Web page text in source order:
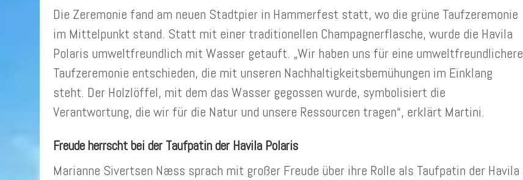
Die Zeremonie fand am neuen Stadtpier in Hammerfest statt, wo die grüne Taufzeremonie
im Mittelpunkt stand. Statt mit einer traditionellen Champagnerflasche, wurde die Havila
Polaris umweltfreundlich mit Wasser getauft. „Wir haben uns für eine umweltfreundlichere
Taufzeremonie entschieden, die mit unseren Nachhaltigkeitsbemühungen im Einklang
steht. Der Holzlöffel, mit dem das Wasser gegossen wurde, symbolisiert die
Verantwortung, die wir für die Natur und unsere Ressourcen tragen“, erklärt Martini.
Freude herrscht bei der Taufpatin der Havila Polaris
Marianne Sivertsen Næss sprach mit großer Freude über ihre Rolle als Taufpatin der Havila